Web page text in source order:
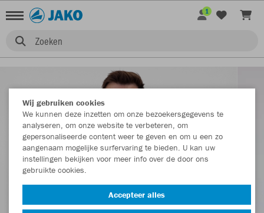
Zoeken
1
Wij gebruiken cookies
We kunnen deze inzetten om onze bezoekersgegevens te
analyseren, om onze website te verbeteren, om
gepersonaliseerde content weer te geven en om u een zo
aangenaam mogelijke surfervaring te bieden. U kan uw
instellingen bekijken voor meer info over de door ons
gebruikte cookies.
Accepteer alles